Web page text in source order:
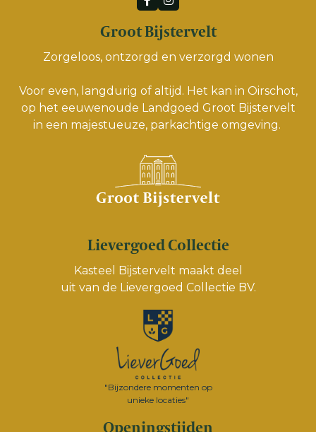
Groot Bijstervelt
Zorgeloos, ontzorgd en verzorgd wonen
Voor even, langdurig of altijd. Het kan in Oirschot,
op het eeuwenoude Landgoed Groot Bijstervelt
in een majestueuze, parkachtige omgeving.
Lievergoed Collectie
Kasteel Bijstervelt maakt deel
uit van de Lievergoed Collectie BV.
"Bijzondere momenten op
unieke locaties"
Openingstijden